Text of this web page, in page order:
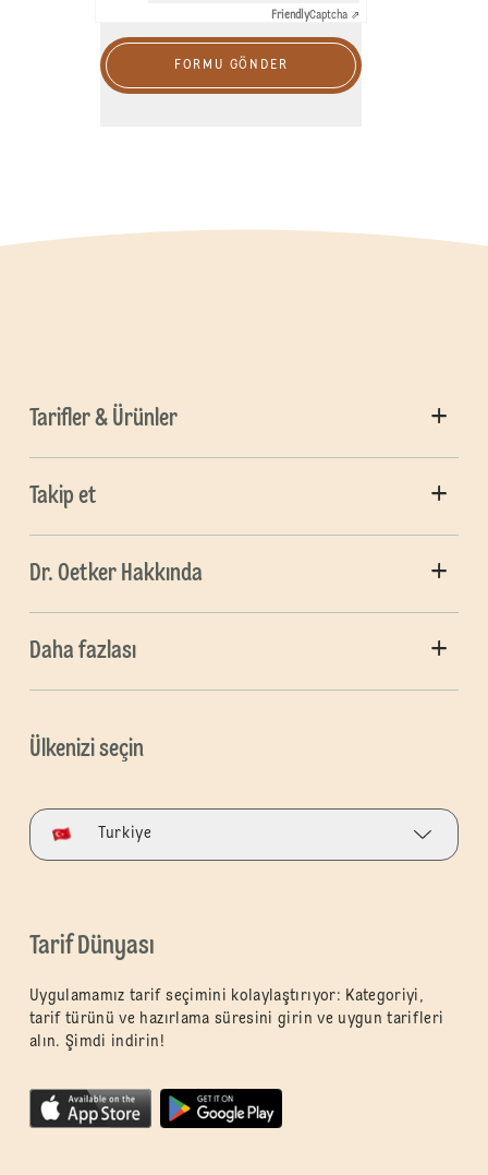
FriendlyCaptcha ⇗
FORMU GÖNDER
Tarifler & Ürünler
Takip et
Dr. Oetker Hakkında
Daha fazlası
Ülkenizi seçin
Turkiye
Tarif Dünyası
Uygulamamız tarif seçimini kolaylaştırıyor: Kategoriyi,
tarif türünü ve hazırlama süresini girin ve uygun tarifleri
alın. Şimdi indirin!